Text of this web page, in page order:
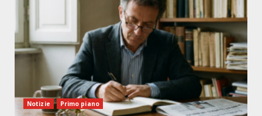
Notizie Primo piano